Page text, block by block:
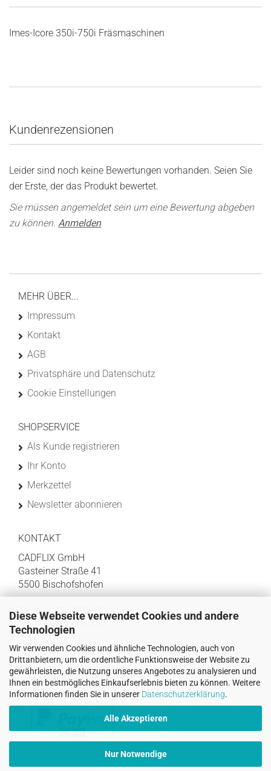
Diese Webseite verwendet Cookies und andere
Technologien
Wir verwenden Cookies und ähnliche Technologien, auch von
Drittanbietern, um die ordentliche Funktionsweise der Website zu
gewährleisten, die Nutzung unseres Angebotes zu analysieren und
Ihnen ein bestmögliches Einkaufserlebnis bieten zu können. Weitere
Informationen finden Sie in unserer Datenschutzerklärung.
Alle Akzeptieren
Nur Notwendige
Imes-Icore 350i-750i Fräsmaschinen
Kundenrezensionen
Leider sind noch keine Bewertungen vorhanden. Seien Sie
der Erste, der das Produkt bewertet.
Sie müssen angemeldet sein um eine Bewertung abgeben
zu können. Anmelden
MEHR ÜBER...
Impressum
Kontakt
AGB
Privatsphäre und Datenschutz
Cookie Einstellungen
SHOPSERVICE
Als Kunde registrieren
Ihr Konto
Merkzettel
Newsletter abonnieren
KONTAKT
CADFLIX GmbH
Gasteiner Straße 41
5500 Bischofshofen
Tel: +43 720 710900
Mail:
info@cadflix.at
SICHER EINKAUFEN MIT